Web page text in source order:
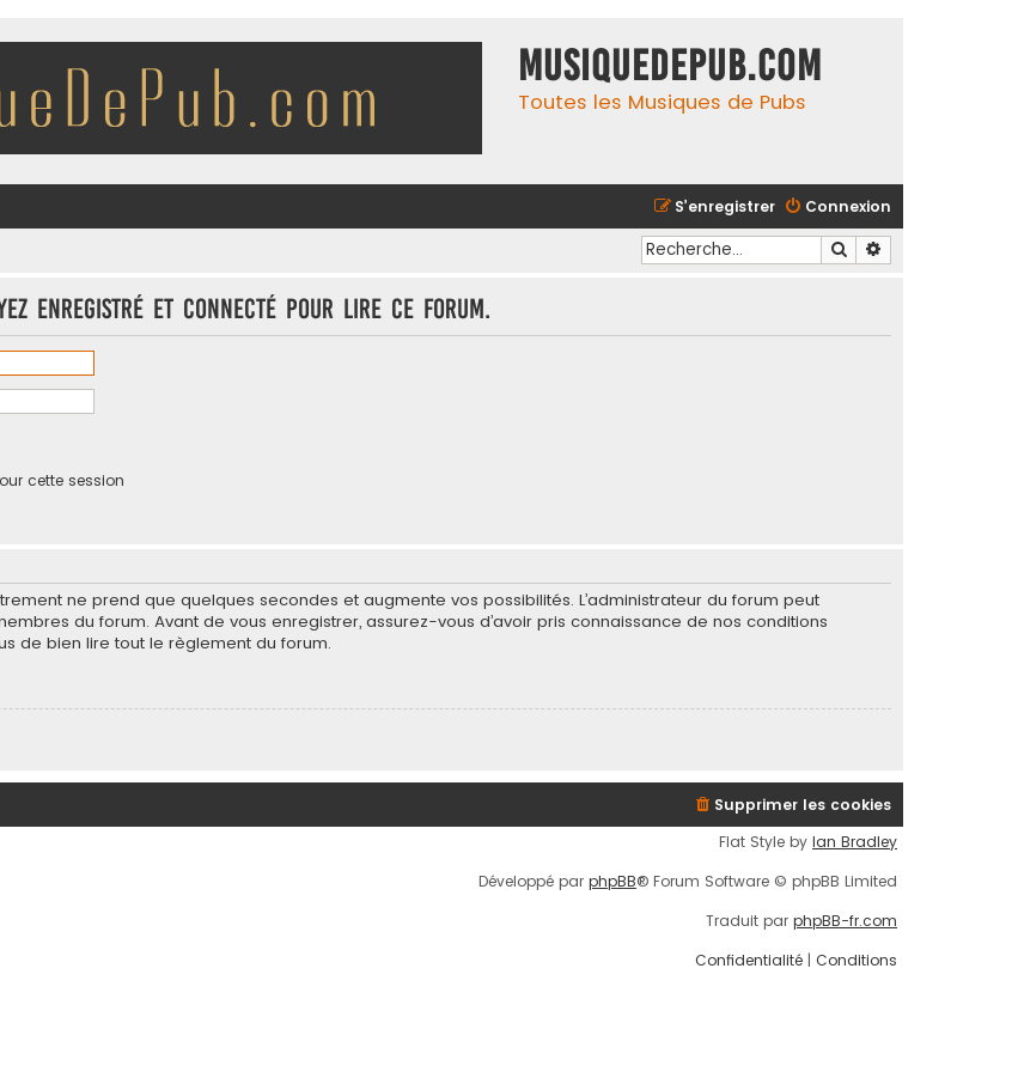
MusiqueDePub.com
Toutes les Musiques de Pubs
Connexion
S’enregistrer
Rechercher
enregistré et connecté pour lire ce forum.
cette session
ne prend que quelques secondes et augmente vos possibilités. L’administrateur du forum peut
du forum. Avant de vous enregistrer, assurez-vous d’avoir pris connaissance de nos conditions
de bien lire tout le règlement du forum.
Supprimer les cookies
Flat Style by Ian Bradley
Développé par phpBB® Forum Software © phpBB Limited
Traduit par phpBB-fr.com
Confidentialité | Conditions